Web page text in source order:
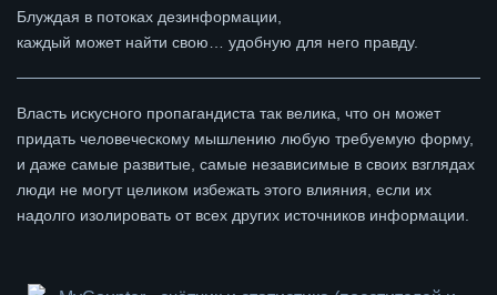
Блуждая в потоках дезинформации,
каждый может найти свою… удобную для него правду.
Власть искусного пропагандиста так велика, что он может
придать человеческому мышлению любую требуемую форму,
и даже самые развитые, самые независимые в своих взглядах
люди не могут целиком избежать этого влияния, если их
надолго изолировать от всех других источников информации.